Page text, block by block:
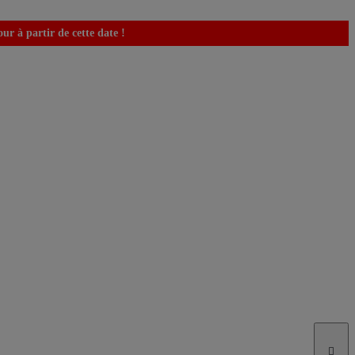
à partir de cette date !
